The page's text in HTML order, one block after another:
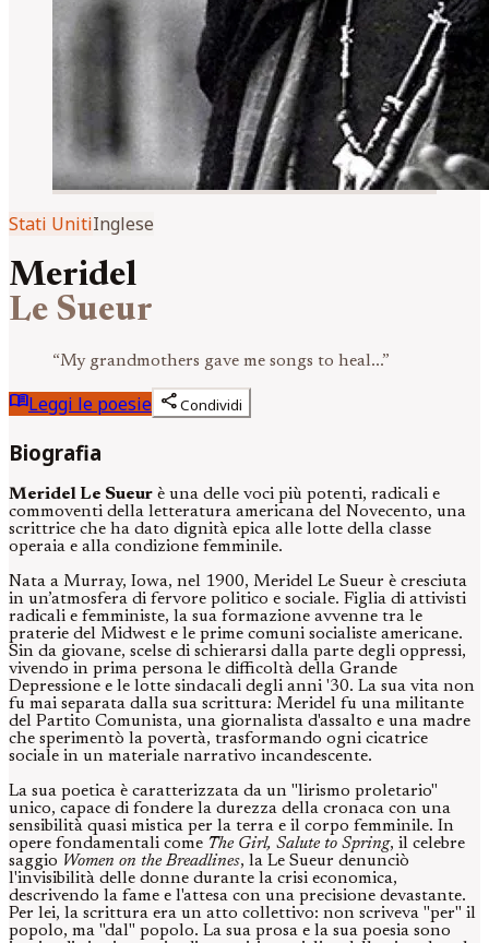
Stati UnitiInglese
Meridel
Le Sueur
“My grandmothers gave me songs to heal...”
menu_bookLeggi le poesie shareCondividi
Biografia
Meridel Le Sueur è una delle voci più potenti, radicali e
commoventi della letteratura americana del Novecento, una
scrittrice che ha dato dignità epica alle lotte della classe
operaia e alla condizione femminile.
Nata a Murray, Iowa, nel 1900, Meridel Le Sueur è cresciuta
in un’atmosfera di fervore politico e sociale. Figlia di attivisti
radicali e femministe, la sua formazione avvenne tra le
praterie del Midwest e le prime comuni socialiste americane.
Sin da giovane, scelse di schierarsi dalla parte degli oppressi,
vivendo in prima persona le difficoltà della Grande
Depressione e le lotte sindacali degli anni '30. La sua vita non
fu mai separata dalla sua scrittura: Meridel fu una militante
del Partito Comunista, una giornalista d'assalto e una madre
che sperimentò la povertà, trasformando ogni cicatrice
sociale in un materiale narrativo incandescente.
La sua poetica è caratterizzata da un "lirismo proletario"
unico, capace di fondere la durezza della cronaca con una
sensibilità quasi mistica per la terra e il corpo femminile. In
opere fondamentali come The Girl, Salute to Spring, il celebre
saggio Women on the Breadlines, la Le Sueur denunciò
l'invisibilità delle donne durante la crisi economica,
descrivendo la fame e l'attesa con una precisione devastante.
Per lei, la scrittura era un atto collettivo: non scriveva "per" il
popolo, ma "dal" popolo. La sua prosa e la sua poesia sono